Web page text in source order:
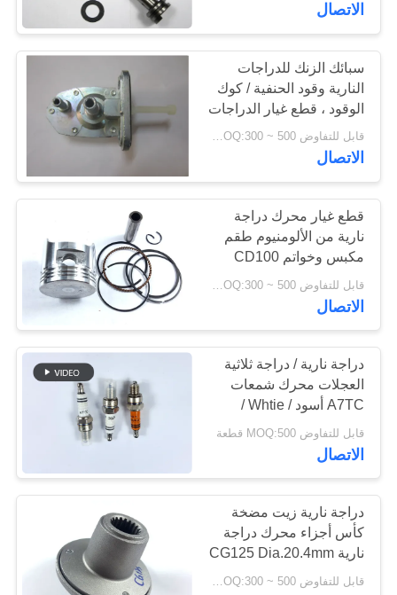
قطع غيار الدراجات
النارية
16
قطع غيار الدراجات
النارية
29
اكسسوارات الديكور
دراجة نارية
14
الاتصال
سبائك الزنك للدراجات
النارية وقود الحنفية / كوك
الوقود ، قطع غيار الدراجات
النارية ما بعد البيع
قابل للتفاوض MOQ:300 ~ 500 مجموعة
الاتصال
قطع غيار محرك دراجة
نارية من الألومنيوم طقم
مكبس وخواتم CD100
عالي الأداء
قابل للتفاوض MOQ:300 ~ 500 مجموعة
الاتصال
دراجة نارية / دراجة ثلاثية
العجلات محرك شمعات
A7TC أسود / Whtie /
برتقالي الألوان المتاحة
قابل للتفاوض MOQ:500 قطعة
الاتصال
دراجة نارية زيت مضخة
كأس أجزاء محرك دراجة
نارية CG125 Dia.20.4mm
سبائك الألومنيوم
قابل للتفاوض MOQ:300 ~ 500 قطعة